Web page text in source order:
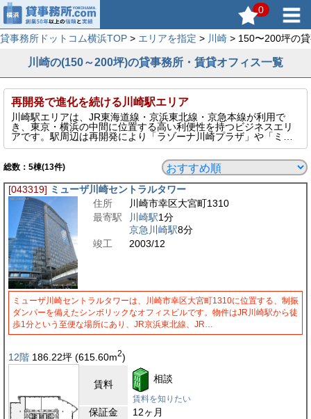
0
貸事務所ドットコム横浜TOP > エリアを指定 > 川崎 > 150〜200坪の
川崎の(150～200坪)の貸事務所・賃貸オフィス一覧
再開発で進化を続ける川崎駅エリア
川崎駅エリアは、JR東海道線・京浜東北線・京急本線が利用で
き、東京・横浜の中間に位置する高い利便性を持つビジネスエリ
アです。駅周辺は再開発により「ラゾーナ川崎プラザ」や「ミュ
ーザ川崎」などの大型商業・文化施設が整備され、洗練された都
小規模の物件までバリエーションが豊富で、業種や規模に応じた
柔軟なオフィス選びが可能です。首都圏主要都市へのアクセスの
良さを活かした営業拠点や本社機能としても注目されるエリアで
す。
このページでは、そんな川崎エリアの150～200坪の貸事務所を表
示しています。
総数： 5棟(13件)
[043319] ミューザ川崎セントラルタワー
住所
川崎市幸区大宮町1310
最寄駅
川崎駅1分
京急川崎駅8分
竣工
2003/12
ミューザ川崎セントラルタワーは、川崎市幸区大宮町1310に位置する、制振
ダンパーを備えたシンボリックなオフィスビルです。物件はJR川崎駅から徒
歩1分という至便な場所にあり、JR京浜東北線、JR…
12階 186.22坪 (615.60m2)
賃料 相談
賃料を知りたい
保証金
12ヶ月